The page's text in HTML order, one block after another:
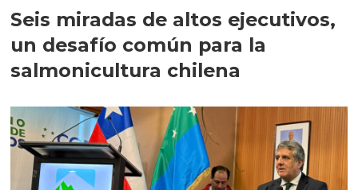
Seis miradas de altos ejecutivos,
un desafío común para la
salmonicultura chilena